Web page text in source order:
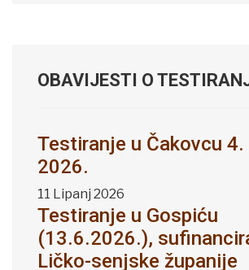
OBAVIJESTI O
Testiranje u Čakovcu
2026.
11 Lipanj 2026
Testiranje u Gospiću
(13.6.2026.),
Ličko-senjske županije